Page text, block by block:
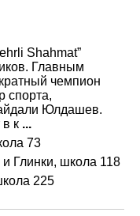
Shahmat”
Главным
чемпион
спорта,
Юлдашев.
к ...
73
Глинки, школа 118
225